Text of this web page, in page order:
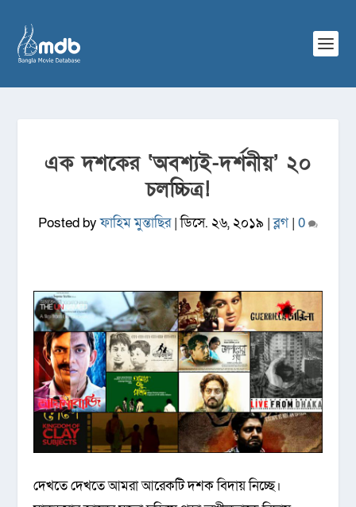
এক দশকের ‘অবশ্যই-দর্শনীয়’ ২০
চলচ্চিত্র!
Posted byফাহিম মুন্তাছির|ডিসে. ২৬, ২০১৯ |ব্লগ | 0
দেখতে দেখতে আমরা আরেকটি দশক বিদায় নিচ্ছে।